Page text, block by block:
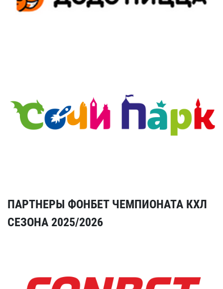
ПАРТНЕРЫ ФОНБЕТ ЧЕМПИОНАТА КХЛ
СЕЗОНА 2025/2026